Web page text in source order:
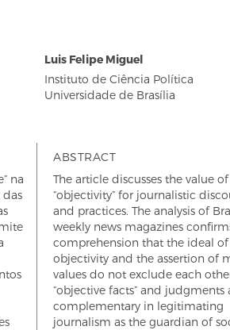
Luis Felipe Miguel
Instituto de Ciência Política
Universidade de Brasília
na
das
ABSTRACT
The article discusses the value of
“objectivity” for journalistic
and practices. The analysis of
weekly news magazines
comprehension that the ideal of
objectivity and the assertion of
values do not exclude each
“objective facts” and judgments
complementary in legitimating
journalism as the guardian of